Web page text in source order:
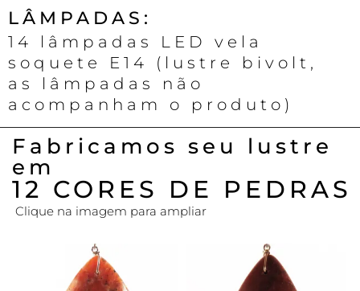
LÂMPADAS:
14 lâmpadas LED vela
soquete E14 (lustre bivolt,
as lâmpadas não
acompanham o produto)
Fabricamos seu lustre
em
12 CORES DE PEDRAS
Clique na imagem para ampliar